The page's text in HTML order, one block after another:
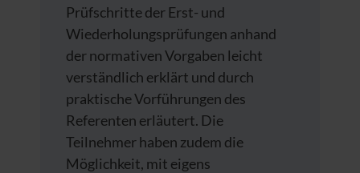
Prüfschritte der Erst- und
Wiederholungsprüfungen anhand
der normativen Vorgaben leicht
verständlich erklärt und durch
praktische Vorführungen des
Referenten erläutert. Die
Teilnehmer haben zudem die
Möglichkeit, mit eigens